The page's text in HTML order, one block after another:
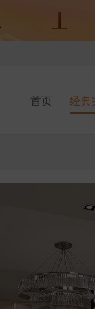
首页 经典